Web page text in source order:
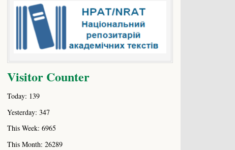
Visitor Counter
Today: 139
Yesterday: 347
This Week: 6965
This Month: 26289